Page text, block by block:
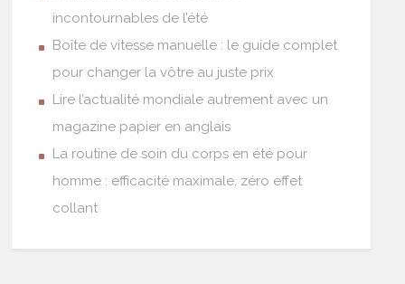
incontournables de l’été
Boîte de vitesse manuelle : le guide complet
pour changer la vôtre au juste prix
Lire l’actualité mondiale autrement avec un
magazine papier en anglais
La routine de soin du corps en été pour
homme : efficacité maximale, zéro effet
collant